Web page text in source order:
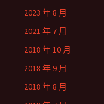
2023 年 8 月
2021 年 7 月
2018 年 10 月
2018 年 9 月
2018 年 8 月